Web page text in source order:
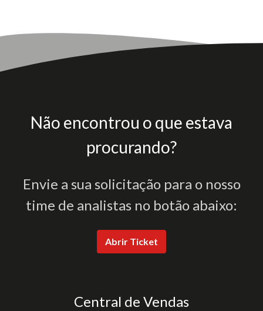
Não encontrou o que estava
procurando?
Envie a sua solicitação para o nosso
time de analistas no botão abaixo:
Abrir Ticket
Central de Vendas